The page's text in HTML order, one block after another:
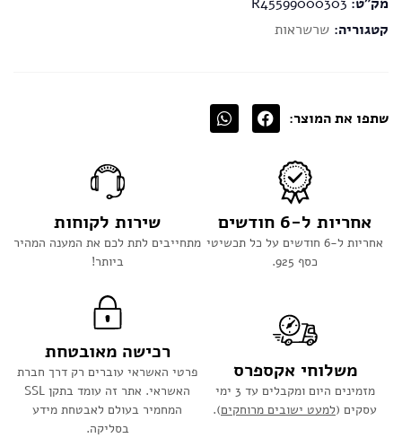
קטגוריה: שרשראות
שתפו את המוצר:
אחריות ל-6 חודשים
אחריות ל-6 חודשים על כל תכשיטי
כסף 925.
שירות לקוחות
מתחייבים לתת לכם את המענה המהיר
ביותר!
משלוחי אקספרס
מזמינים היום ומקבלים עד 3 ימי
עסקים (למעט ישובים מרוחקים).
רכישה מאובטחת
פרטי האשראי עוברים רק דרך חברת
האשראי. אתר זה עומד בתקן SSL
המחמיר בעולם לאבטחת מידע
בסליקה.